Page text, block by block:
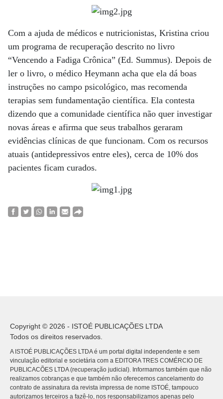
Com a ajuda de médicos e nutricionistas, Kristina criou
um programa de recuperação descrito no livro
“Vencendo a Fadiga Crônica” (Ed. Summus). Depois de
ler o livro, o médico Heymann acha que ela dá boas
instruções no campo psicológico, mas recomenda
terapias sem fundamentação científica. Ela contesta
dizendo que a comunidade científica não quer investigar
novas áreas e afirma que seus trabalhos geraram
evidências clínicas de que funcionam. Com os recursos
atuais (antidepressivos entre eles), cerca de 10% dos
pacientes ficam curados.
Copyright © 2026 - ISTOÉ PUBLICAÇÕES LTDA
Todos os direitos reservados.
A ISTOÉ PUBLICAÇÕES LTDA é um portal digital independente e sem
vinculação editorial e societária com a EDITORA TRES COMÉRCIO DE
PUBLICACÕES LTDA (recuperação judicial). Informamos também que não
realizamos cobranças e que também não oferecemos cancelamento do
contrato de assinatura da revista impressa de nome ISTOÉ, tampouco
autorizamos terceiros a fazê-lo, nos responsabilizamos apenas pelo